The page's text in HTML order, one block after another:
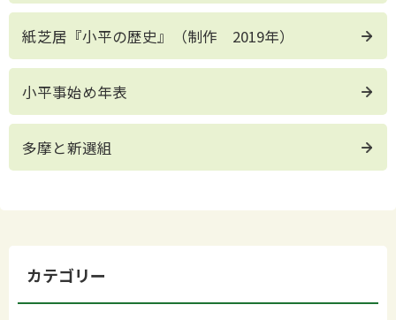
紙芝居『小平の歴史』（制作 2019年）
小平事始め年表
多摩と新選組
カテゴリー